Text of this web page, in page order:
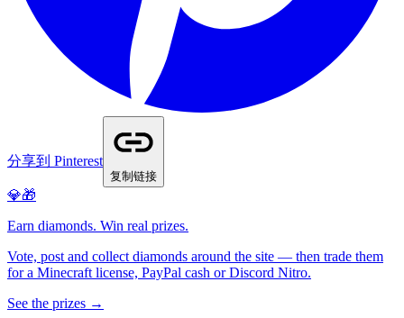
分享到 Pinterest
复制链接
💎🎁
Earn diamonds. Win real prizes.
Vote, post and collect diamonds around the site — then trade them
for a Minecraft license, PayPal cash or Discord Nitro.
See the prizes →